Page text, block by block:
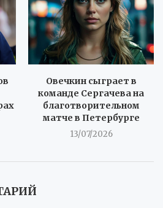
Овечкин сыграет в
команде Сергачева на
благотворительном
матче в Петербурге
13/07/2026